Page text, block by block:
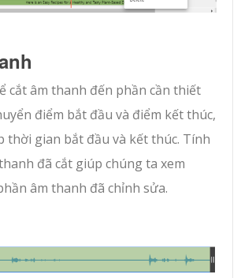
cắt âm thanh đến phần cần thiết
điểm bắt đầu và điểm kết thúc,
thời gian bắt đầu và kết thúc. Tính
đã cắt giúp chúng ta xem
âm thanh đã chỉnh sửa.